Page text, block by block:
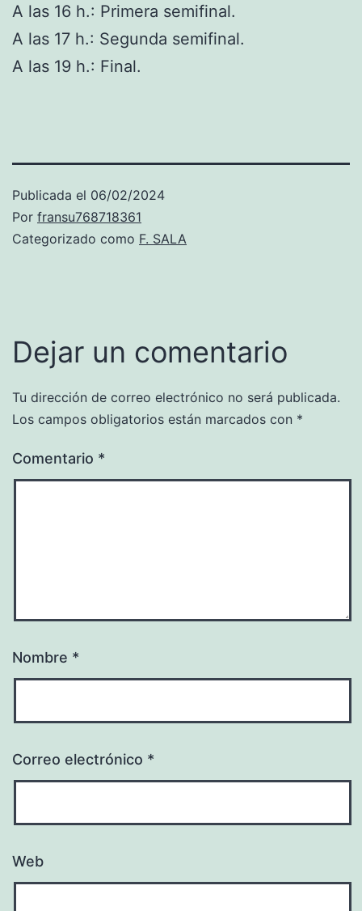
A las 16 h.: Primera semifinal.
A las 17 h.: Segunda semifinal.
A las 19 h.: Final.
Publicada el 06/02/2024
Por fransu768718361
Categorizado como F. SALA
Dejar un comentario
Tu dirección de correo electrónico no será publicada.
Los campos obligatorios están marcados con *
Comentario *
Nombre *
Correo electrónico *
Web